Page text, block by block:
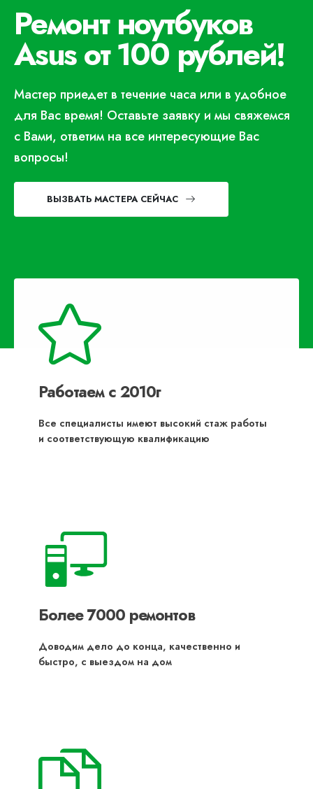
Ремонт ноутбуков
Asus от 100 рублей!
Мастер приедет в течение часа или в удобное
для Вас время! Оставьте заявку и мы свяжемся
с Вами, ответим на все интересующие Вас
вопросы!
ВЫЗВАТЬ МАСТЕРА СЕЙЧАС
Работаем с 2010г
Все специалисты имеют высокий стаж работы
и соответствующую квалификацию
Более 7000 ремонтов
Доводим дело до конца, качественно и
быстро, с выездом на дом